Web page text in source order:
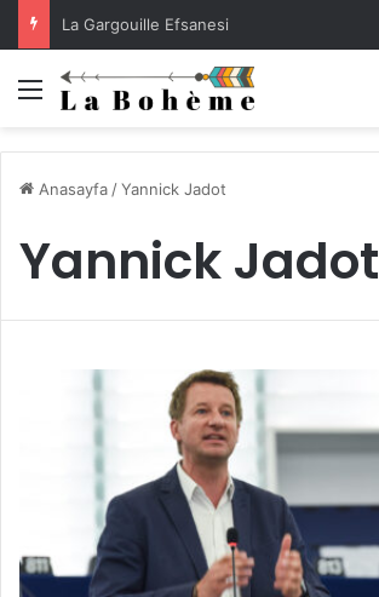
La Gargouille Efsanesi
Menü
Anasayfa /Yannick Jadot
Yannick Jadot